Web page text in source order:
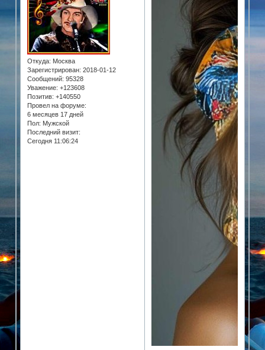
Откуда: Москва
Зарегистрирован: 2018-01-12
Сообщений: 95328
Уважение: +123608
Позитив: +140550
Провел на форуме:
6 месяцев 17 дней
Пол: Мужской
Последний визит:
Сегодня 11:06:24